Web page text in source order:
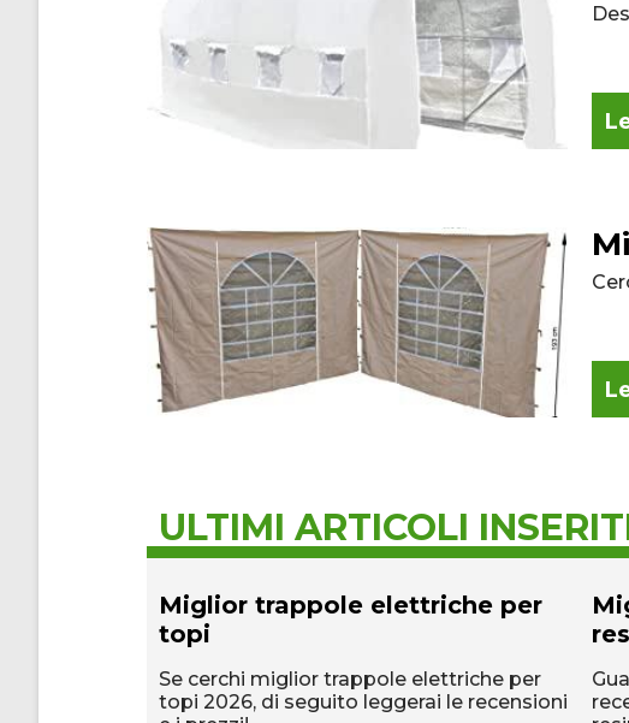
ULTIMI ARTICOLI
Miglior trappole elettriche per
topi
Se cerchi miglior trappole elettriche per
topi 2026, di seguito leggerai le recensioni